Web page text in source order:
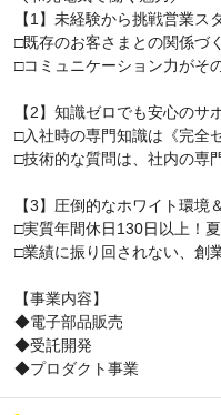
【1】未経験から挑戦営業ス
□既存のお客さまとの関係づ
□コミュニケーション力がそ
【2】知識ゼロでも安心のサ
□入社時の専門知識は《完全
□技術的な質問は、社内の専
【3】圧倒的なホワイト環境
□実質年間休日130日以上！
□業績に振り回されない、創
【事業内容】
◆電子部品販売
◆受託開発
◆プロダクト事業